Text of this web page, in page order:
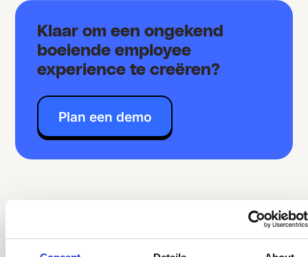
Klaar om een ongekend
boeiende employee
experience te creëren?
Plan een demo